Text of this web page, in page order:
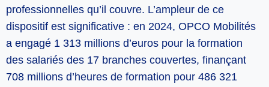
professionnelles qu’il couvre. L’ampleur de ce
dispositif est significative : en 2024, OPCO Mobilités
a engagé 1 313 millions d’euros pour la formation
des salariés des 17 branches couvertes, finançant
708 millions d’heures de formation pour 486 321